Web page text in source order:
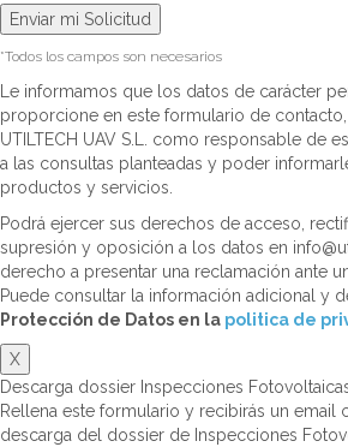
*Todos los campos son necesarios
Le informamos que los datos de carácter
proporcione en este formulario de
UTILTECH UAV S.L. como responsable de
a las consultas planteadas y poder
productos y servicios.
Podrá ejercer sus derechos de acceso,
supresión y oposición a los datos en
derecho a presentar una reclamación ante
Puede consultar la información adicional y
Protección de Datos en la politica de
X
Descarga dossier Inspecciones
Rellena este formulario y recibirás un email
descarga del dossier de Inspecciones